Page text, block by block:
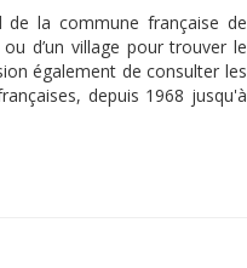
de la commune française de
d’un village pour trouver le
également de consulter les
depuis 1968 jusqu'à